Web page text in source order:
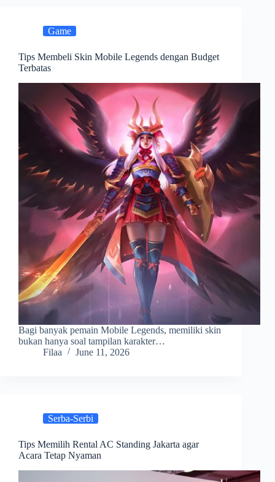
Game
Tips Membeli Skin Mobile Legends dengan Budget
Terbatas
Bagi banyak pemain Mobile Legends, memiliki skin
bukan hanya soal tampilan karakter…
Filaa
June 11, 2026
Serba-Serbi
Tips Memilih Rental AC Standing Jakarta agar
Acara Tetap Nyaman